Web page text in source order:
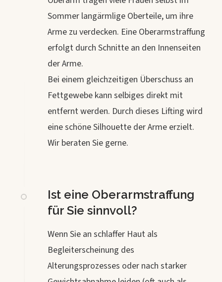
Sommer langärmlige Oberteile, um ihre
Arme zu verdecken. Eine Oberarmstraffung
erfolgt durch Schnitte an den Innenseiten
der Arme.
Bei einem gleichzeitigen Überschuss an
Fettgewebe kann selbiges direkt mit
entfernt werden. Durch dieses Lifting wird
eine schöne Silhouette der Arme erzielt.
Wir beraten Sie gerne.
Ist eine Oberarmstraffung
für Sie sinnvoll?
Wenn Sie an schlaffer Haut als
Begleiterscheinung des
Alterungsprozesses oder nach starker